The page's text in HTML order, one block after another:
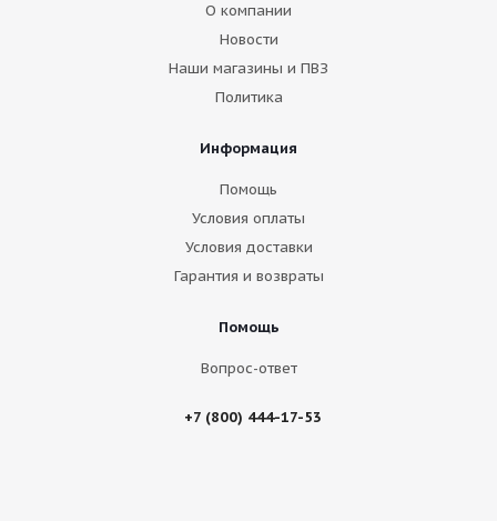
О компании
Новости
Наши магазины и ПВЗ
Политика
Информация
Помощь
Условия оплаты
Условия доставки
Гарантия и возвраты
Помощь
Вопрос-ответ
+7 (800) 444-17-53